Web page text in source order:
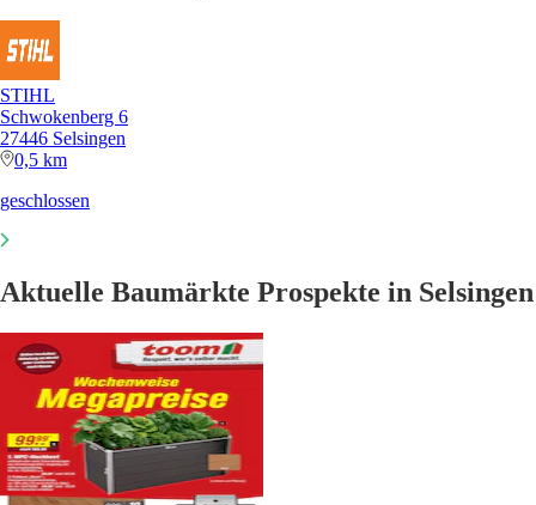
STIHL
Schwokenberg 6
27446 Selsingen
0,5 km
geschlossen
Aktuelle Baumärkte Prospekte in Selsingen